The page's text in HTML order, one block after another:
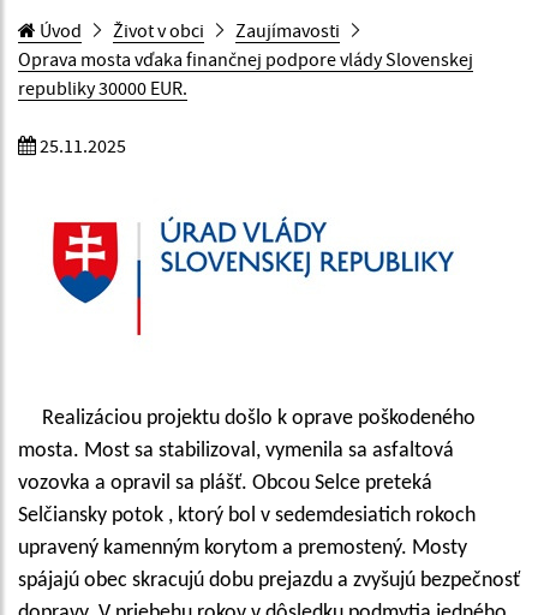
Úvod Život v obci
Zaujímavosti
Oprava mosta vďaka finančnej podpore vlády Slovenskej
republiky 30000 EUR.
25.11.2025
Realizáciou projektu došlo k oprave poškodeného
mosta. Most sa stabilizoval, vymenila sa asfaltová
vozovka a opravil sa plášť. Obcou Selce preteká
Selčiansky potok , ktorý bol v sedemdesiatich rokoch
upravený kamenným korytom a premostený. Mosty
spájajú obec skracujú dobu prejazdu a zvyšujú bezpečnosť